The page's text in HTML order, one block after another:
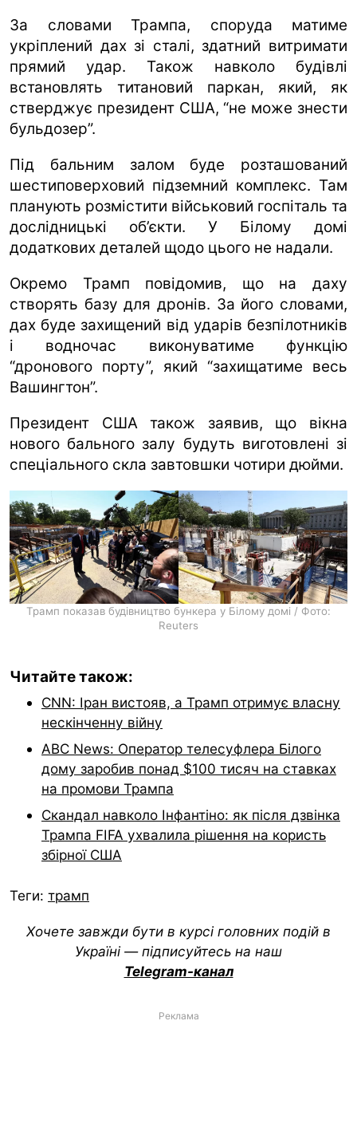
За словами Трампа, споруда матиме
укріплений дах зі сталі, здатний витримати
прямий удар. Також навколо будівлі
встановлять титановий паркан, який, як
стверджує президент США, “не може знести
бульдозер”.
Під бальним залом буде розташований
шестиповерховий підземний комплекс. Там
планують розмістити військовий госпіталь та
дослідницькі об’єкти. У Білому домі
додаткових деталей щодо цього не надали.
Окремо Трамп повідомив, що на даху
створять базу для дронів. За його словами,
дах буде захищений від ударів безпілотників
і водночас виконуватиме функцію
“дронового порту”, який “захищатиме весь
Вашингтон”.
Президент США також заявив, що вікна
нового бального залу будуть виготовлені зі
спеціального скла завтовшки чотири дюйми.
Трамп показав будівництво бункера у Білому домі / Фото:
Reuters
Читайте також:
CNN: Іран вистояв, а Трамп отримує власну
нескінченну війну
ABC News: Оператор телесуфлера Білого
дому заробив понад $100 тисяч на ставках
на промови Трампа
Скандал навколо Інфантіно: як після дзвінка
Трампа FIFA ухвалила рішення на користь
збірної США
Теги: трамп
Хочете завжди бути в курсі головних подій в
Україні — підписуйтесь на наш
Telegram-канал
Реклама